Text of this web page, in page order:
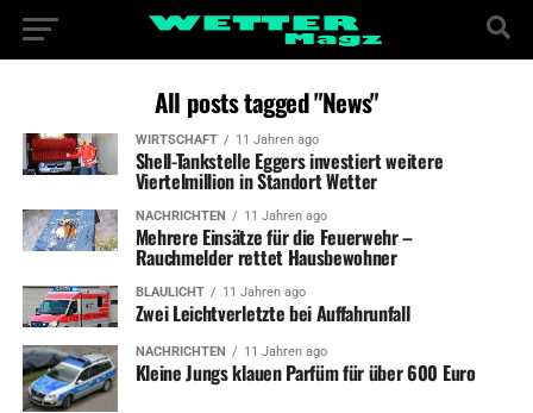
All posts tagged "News"
WIRTSCHAFT 11 Jahren ago
Shell-Tankstelle Eggers investiert weitere
Viertelmillion in Standort Wetter
NACHRICHTEN 11 Jahren ago
Mehrere Einsätze für die Feuerwehr –
Rauchmelder rettet Hausbewohner
BLAULICHT 11 Jahren ago
Zwei Leichtverletzte bei Auffahrunfall
NACHRICHTEN 11 Jahren ago
Kleine Jungs klauen Parfüm für über 600 Euro